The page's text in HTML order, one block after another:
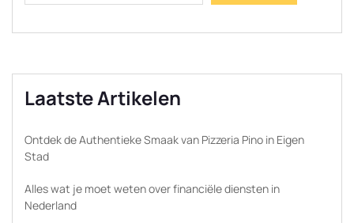
Laatste Artikelen
Ontdek de Authentieke Smaak van Pizzeria Pino in Eigen
Stad
Alles wat je moet weten over financiële diensten in
Nederland